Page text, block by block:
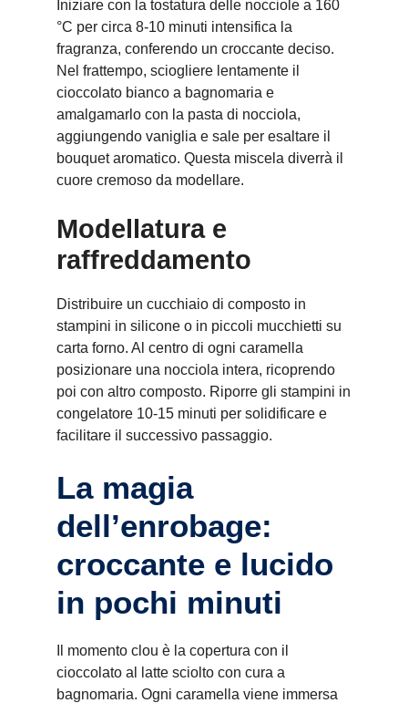
Iniziare con la tostatura delle nocciole a 160
°C per circa 8-10 minuti intensifica la
fragranza, conferendo un croccante deciso.
Nel frattempo, sciogliere lentamente il
cioccolato bianco a bagnomaria e
amalgamarlo con la pasta di nocciola,
aggiungendo vaniglia e sale per esaltare il
bouquet aromatico. Questa miscela diverrà il
cuore cremoso da modellare.
Modellatura e
raffreddamento
Distribuire un cucchiaio di composto in
stampini in silicone o in piccoli mucchietti su
carta forno. Al centro di ogni caramella
posizionare una nocciola intera, ricoprendo
poi con altro composto. Riporre gli stampini in
congelatore 10-15 minuti per solidificare e
facilitare il successivo passaggio.
La magia
dell’enrobage:
croccante e lucido
in pochi minuti
Il momento clou è la copertura con il
cioccolato al latte sciolto con cura a
bagnomaria. Ogni caramella viene immersa